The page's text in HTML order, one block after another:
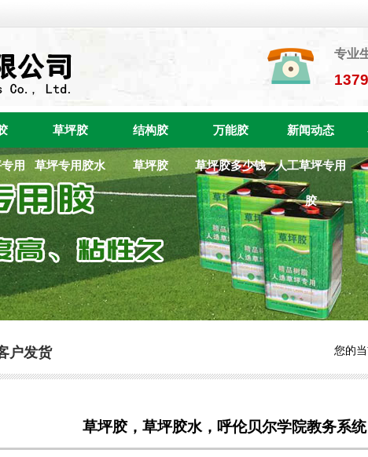
专业
草坪胶 结构胶 万能胶 新闻动态
用 草坪专用胶水 草坪胶 草坪胶多少钱 人工草坪专用
胶
户发货 您的
草坪胶，草坪胶水，呼伦贝尔学院教务系统